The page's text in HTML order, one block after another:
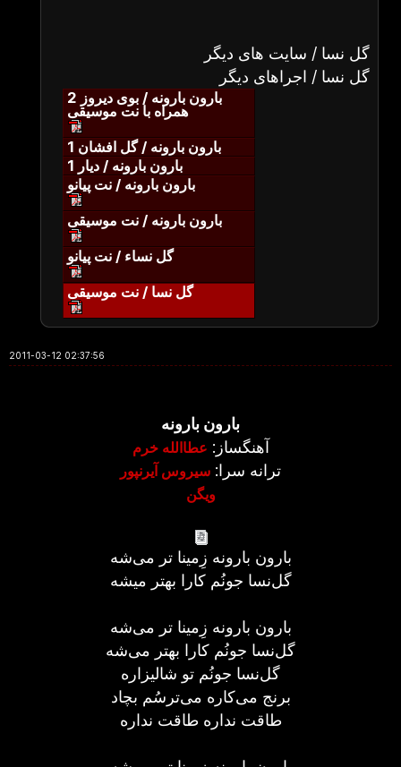
گل نسا / سایت های دیگر
گل نسا / اجراهای دیگر
بارون بارونه / بوی دیروز 2
همراه با نت موسیقی
بارون بارونه / گل افشان 1
بارون بارونه / دیار 1
بارون بارونه / نت پیانو
بارون بارونه / نت موسیقی
گل نساء / نت پیانو
گل نسا / نت موسیقی
2011-03-12 02:37:56
بارون بارونه
آهنگساز: عطاالله خرم
ترانه سرا: سیروس آیرنپور
ویگن
بارون بارونه زِمینا تر می‌شه
گل‌نسا جونُم کارا بهتر میشه
بارون بارونه زِمینا تر می‌شه
گل‌نسا جونُم کارا بهتر می‌شه
گل‌نسا جونُم تو شالیزاره
برنج می‌کاره می‌ترسُم بچاد
طاقت نداره طاقت نداره